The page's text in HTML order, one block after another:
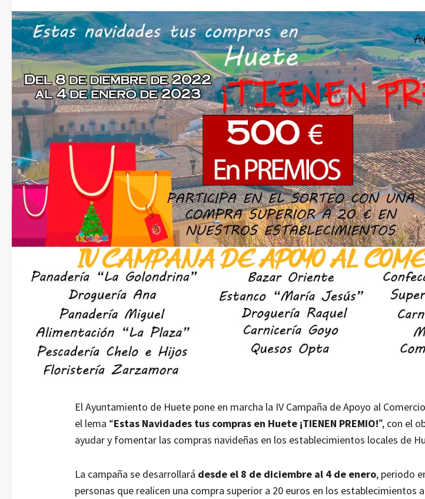
El Ayuntamiento de Huete pone en marcha la IV Campaña de Apoyo al
el lema “Estas Navidades tus compras en Huete ¡TIENEN PREMIO!”, con el
ayudar y fomentar las compras navideñas en los establecimientos locales de
La campaña se desarrollará desde el 8 de diciembre al 4 de enero, periodo
personas que realicen una compra superior a 20 euros en los establecimientos